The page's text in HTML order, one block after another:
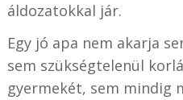
áldozatokkal jár.
Egy jó apa nem akarja
sem szükségtelenül
gyermekét, sem mindig